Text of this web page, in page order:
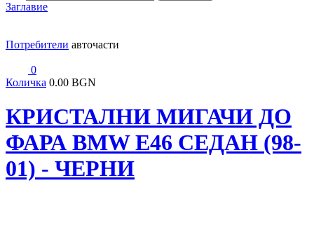
Заглавие
Потребители авточасти
0
Количка 0.00 BGN
КРИСТАЛНИ МИГАЧИ ДО
ФАРА BMW E46 СЕДАН (98-
01) - ЧЕРНИ